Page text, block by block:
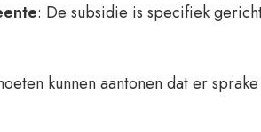
: De subsidie is specifiek
kunnen aantonen dat er